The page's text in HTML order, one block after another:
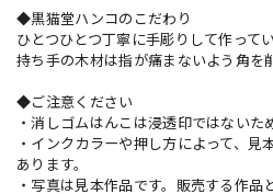
◆黒猫堂ハンコのこだわり
ひとつひとつ丁寧に手彫りして作ってい
持ち手の木材は指が痛まないよう角を
◆ご注意ください
・消しゴムはんこは浸透印ではないた
・インクカラーや押し方によって、
あります。
・写真は見本作品です。販売する作品